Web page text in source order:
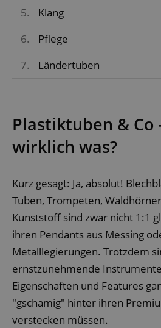
5.
Klang
6.
Pflege
7.
Ländertuben
Plastiktuben & Co
wirklich was?
Kurz gesagt: Ja, absolut!
Tuben, Trompeten,
Kunststoff sind zwar nicht 1:1
ihren Pendants aus Messing
Metalllegierungen. Trotzdem
ernstzunehmende
Eigenschaften und Features
"gschamig" hinter ihren
verstecken müssen.